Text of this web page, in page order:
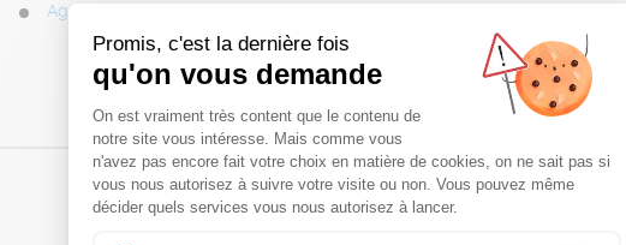
Agence de Tours
Promis, c'est la dernière fois
qu'on vous demande
Plateforme de Gestion du
On est vraiment très content que le contenu de
notre site vous intéresse. Mais comme vous
n'avez pas encore fait votre choix en matière de cookies, on ne sait pas si
vous nous autorisez à suivre votre visite ou non. Vous pouvez même
décider quels services vous nous autorisez à lancer.
Axeptio consent